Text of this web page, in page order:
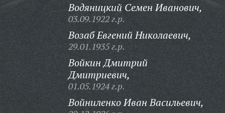
Водяницкий Семен Иванович,
03.09.1922 г.р.
Возаб Евгений Николаевич,
29.01.1935 г.р.
Войкин Дмитрий
Дмитриевич,
01.05.1924 г.р.
Войниленко Иван Васильевич,